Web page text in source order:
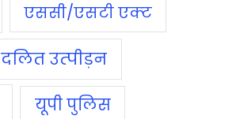
एससी/एसटी एक्‍ट
दलित उत्‍पीड़न
यूपी पुलिस